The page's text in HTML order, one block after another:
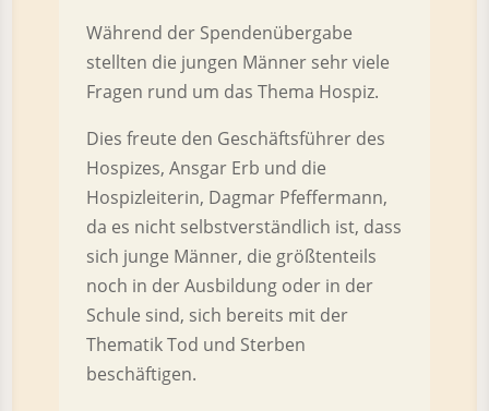
Während der Spendenübergabe
stellten die jungen Männer sehr viele
Fragen rund um das Thema Hospiz.
Dies freute den Geschäftsführer des
Hospizes, Ansgar Erb und die
Hospizleiterin, Dagmar Pfeffermann,
da es nicht selbstverständlich ist, dass
sich junge Männer, die größtenteils
noch in der Ausbildung oder in der
Schule sind, sich bereits mit der
Thematik Tod und Sterben
beschäftigen.